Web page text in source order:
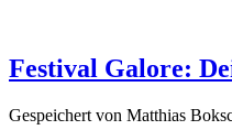
Festival Galore:
Gespeichert von Matthias